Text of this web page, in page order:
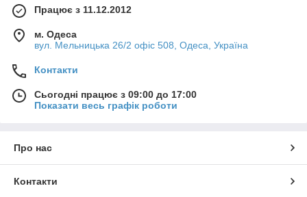
Працює з 11.12.2012
м. Одеса
вул. Мельницька 26/2 офіс 508, Одеса, Україна
Контакти
Сьогодні працює з 09:00 до 17:00
Показати весь графік роботи
Про нас
Контакти